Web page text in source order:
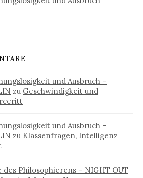
und Ausbruch –
zu Geschwindigkeit und
und Ausbruch –
zu Klassenfragen, Intelligenz
des Philosophierens – NIGHT OUT